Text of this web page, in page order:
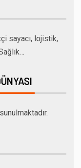
sayacı, lojistik,